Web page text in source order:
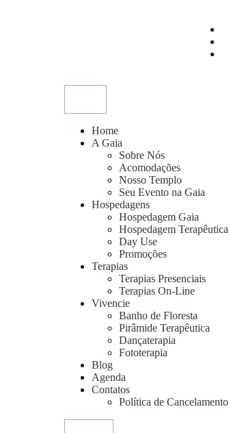
Home
A Gaia
Sobre Nós
Acomodações
Nosso Templo
Seu Evento na Gaia
Hospedagens
Hospedagem Gaia
Hospedagem Terapêutica
Day Use
Promoções
Terapias
Terapias Presenciais
Terapias On-Line
Vivencie
Banho de Floresta
Pirâmide Terapêutica
Dançaterapia
Fototerapia
Blog
Agenda
Contatos
Política de Cancelamento